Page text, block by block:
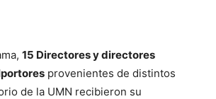
15 Directores y directores
provenientes de distintos
de la UMN recibieron su